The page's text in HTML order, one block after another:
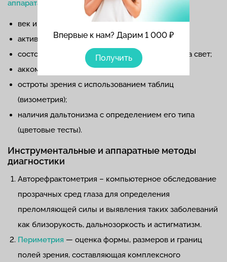
Впервые к нам? Дарим 1 000 ₽
Получить
аппарата
век и внешней конъюнктивы;
активности слезных желез и их протоков;
состояния зрачка – его положения, реакции на свет;
аккомодации;
остроты зрения с использованием таблиц
(визометрия);
наличия дальтонизма с определением его типа
(цветовые тесты).
Инструментальные и аппаратные методы
диагностики
Авторефрактометрия – компьютерное обследование
прозрачных сред глаза для определения
преломляющей силы и выявления таких заболеваний
как близорукость, дальнозоркость и астигматизм.
Периметрия — оценка формы, размеров и границ
полей зрения, составляющая комплексного